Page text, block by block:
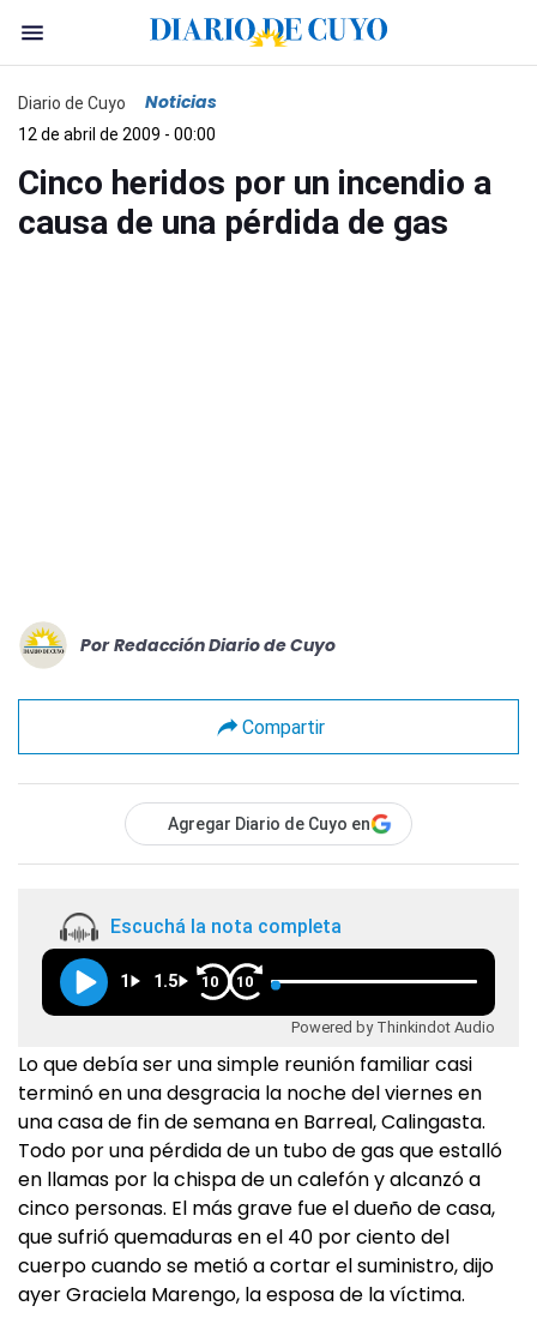
Diario de Cuyo Noticias
12 de abril de 2009 - 00:00
Cinco heridos por un incendio a
causa de una pérdida de gas
Por Redacción Diario de Cuyo
Compartir
Agregar Diario de Cuyo en
Escuchá la nota completa
1 1.5 10 10
Powered by Thinkindot Audio
Lo que debía ser una simple reunión familiar casi
terminó en una desgracia la noche del viernes en
una casa de fin de semana en Barreal, Calingasta.
Todo por una pérdida de un tubo de gas que estalló
en llamas por la chispa de un calefón y alcanzó a
cinco personas. El más grave fue el dueño de casa,
que sufrió quemaduras en el 40 por ciento del
cuerpo cuando se metió a cortar el suministro, dijo
ayer Graciela Marengo, la esposa de la víctima.